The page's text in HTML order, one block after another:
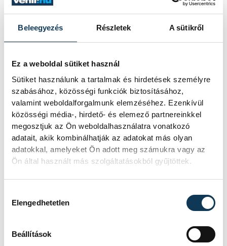
Beleegyezés Részletek A sütikről
Ez a weboldal sütiket használ
Sütiket használunk a tartalmak és hirdetések személyre
szabásához, közösségi funkciók biztosításához,
valamint weboldalforgalmunk elemzéséhez. Ezenkívül
közösségi média-, hirdető- és elemező partnereinkkel
megosztjuk az Ön weboldalhasználatra vonatkozó
adatait, akik kombinálhatják az adatokat más olyan
adatokkal, amelyeket Ön adott meg számukra vagy az
Ön által használt más szolgáltatásokból gyűjtöttek.
Elengedhetetlen
Beállítások
sport labdarúgás vármegyei foci
SZERZŐ
vehir.hu